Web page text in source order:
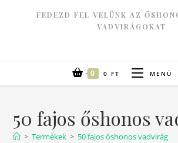
FEDEZD FEL VELÜNK AZ
VADVIRÁGOKAT
0 0 FT MENÜ
50 fajos őshonos
> Termékek > 50 fajos őshonos vadvirág